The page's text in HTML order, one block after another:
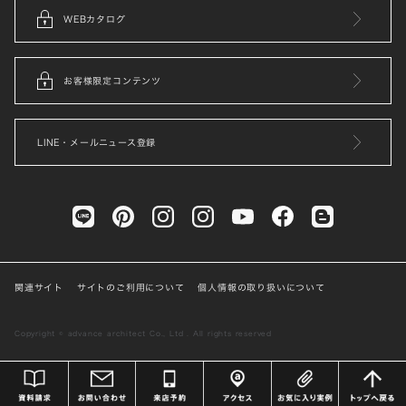
WEBカタログ
お客様限定コンテンツ
LINE・メールニュース登録
関連サイト サイトのご利用について 個人情報の取り扱いについて
Copyright © advance architect Co., Ltd . All rights reserved